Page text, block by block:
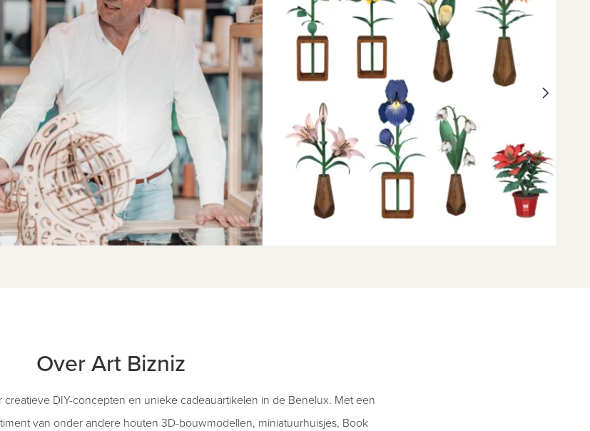
Over Art Bizniz
DIY-concepten en unieke cadeauartikelen in de Benelux. Met een
van onder andere houten 3D-bouwmodellen, miniatuurhuisjes, Book